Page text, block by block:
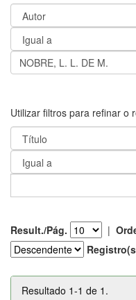
Utilizar filtros para refinar o
Result./Pág. |
Resultado 1-1 de 1.